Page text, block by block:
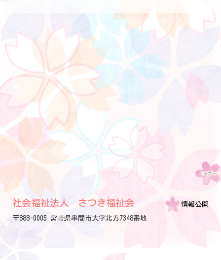
社会福祉法人 さつき福祉会
〒888-0005 宮崎県串間市大字北方7348番地
情報公開